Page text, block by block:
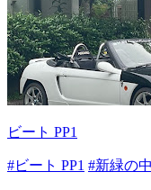
ビート PP1
#ビート PP1 #新緑の